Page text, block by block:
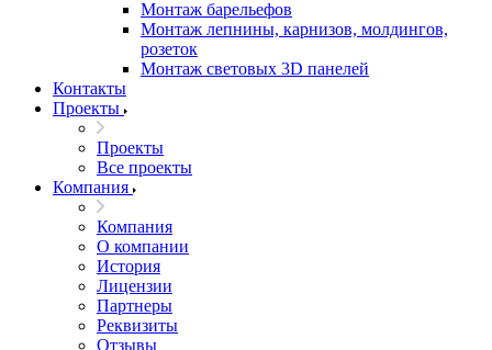
Монтаж барельефов
Монтаж лепнины, карнизов, молдингов,
розеток
Монтаж световых 3D панелей
Контакты
Проекты
Проекты
Все проекты
Компания
Компания
О компании
История
Лицензии
Партнеры
Реквизиты
Отзывы